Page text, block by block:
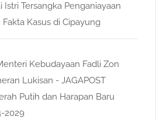
Istri Tersangka Penganiayaan
Kasus di Cipayung
Kebudayaan Fadli Zon
Lukisan - JAGAPOST
Putih dan Harapan Baru
2029